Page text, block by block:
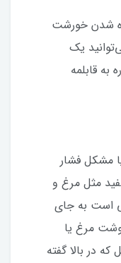
شدن خورشت
یک
به قابلمه
مشکل فشار
مثل مرغ و
است به جای
500 تا 700 گرم گوشت مرغ یا
که در بالا گفته